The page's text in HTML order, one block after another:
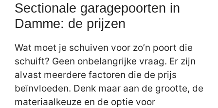
Sectionale garagepoorten in
Damme: de prijzen
Wat moet je schuiven voor zo’n poort die
schuift? Geen onbelangrijke vraag. Er zijn
alvast meerdere factoren die de prijs
beïnvloeden. Denk maar aan de grootte, de
materiaalkeuze en de optie voor